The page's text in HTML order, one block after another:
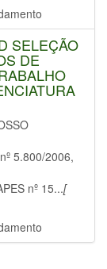
SELEÇÃO
DE
5.800/2006,
nº 15...[